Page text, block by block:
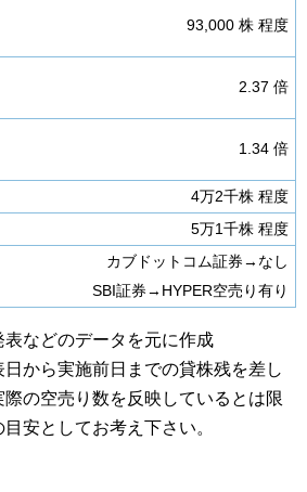
93,000 株 程度
2.37 倍
1.34 倍
4万2千株 程度
5万1千株 程度
カブドットコム証券→なし
SBI証券→HYPER空売り有り
などのデータを元に作成
から実施前日までの貸株残を差し
の空売り数を反映しているとは限
安としてお考え下さい。